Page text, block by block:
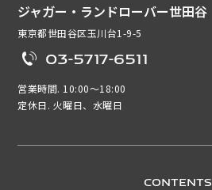
CONTENTS
ジャガー・ランドローバー世田谷
東京都世田谷区玉川台1-9-5
03-5717-6511
営業時間. 10:00～18:00
定休日. 火曜日、水曜日